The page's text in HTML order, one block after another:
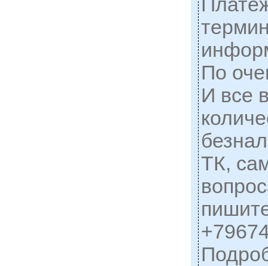
По
И все
ТК,